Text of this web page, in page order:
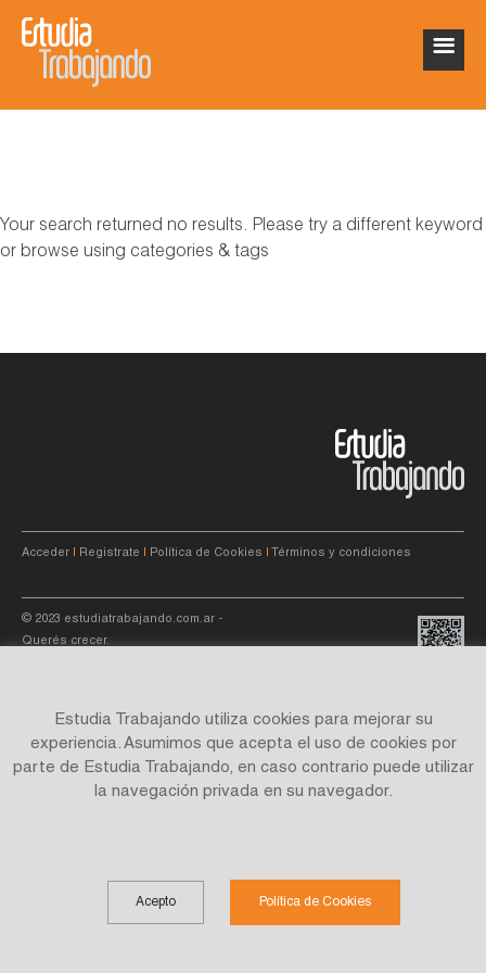
Your search returned no results. Please try a different keyword
or browse using categories & tags
Acceder Registrate Política de Cookies Términos y condiciones
© 2023 estudiatrabajando.com.ar -
Querés crecer.
Site by
Estudia Trabajando utiliza cookies para mejorar su
experiencia. Asumimos que acepta el uso de cookies por
parte de Estudia Trabajando, en caso contrario puede utilizar
la navegación privada en su navegador.
Acepto Política de Cookies